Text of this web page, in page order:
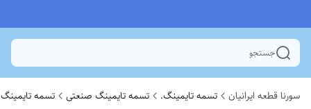
جستجو
سورنا قطعه ایرانیان تسمه تایمینگ. تسمه تایمینگ صنعتی تسمه